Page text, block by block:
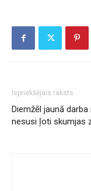
Iepriekšējais raksts
Diemžēl jaunā darba
nesusi ļoti skumjas